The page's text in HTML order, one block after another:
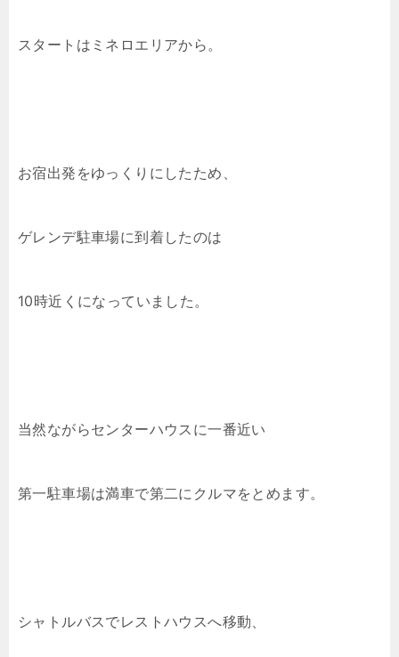
スタートはミネロエリアから。
お宿出発をゆっくりにしたため、
ゲレンデ駐車場に到着したのは
10時近くになっていました。
当然ながらセンターハウスに一番近い
第一駐車場は満車で第二にクルマをとめます。
シャトルバスでレストハウスへ移動、